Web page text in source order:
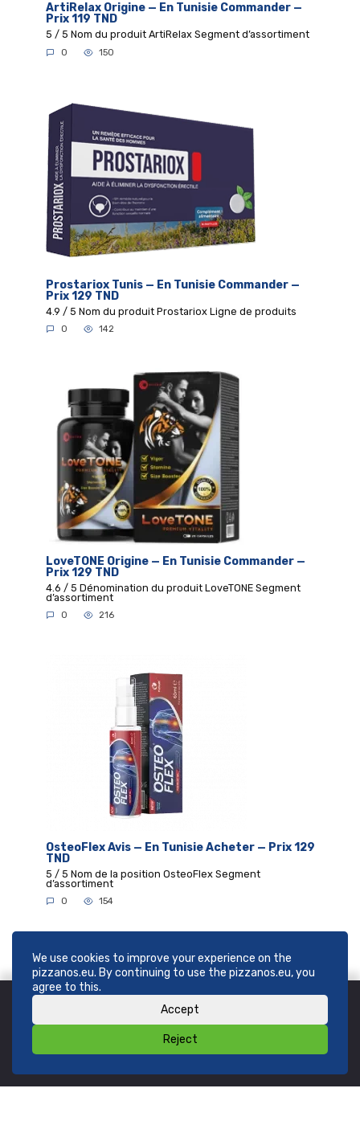
We use cookies to improve your experience on the
pizzanos.eu. By continuing to use the pizzanos.eu, you
agree to this.
Accept
Reject
ArtiRelax Origine — En Tunisie Commander —
Prix 119 TND
5 / 5 Nom du produit ArtiRelax Segment d’assortiment
0 150
Prostariox Tunis — En Tunisie Commander —
Prix 129 TND
4.9 / 5 Nom du produit Prostariox Ligne de produits
0 142
LoveTONE Origine — En Tunisie Commander —
Prix 129 TND
4.6 / 5 Dénomination du produit LoveTONE Segment
d’assortiment
0 216
OsteoFlex Avis — En Tunisie Acheter — Prix 129
TND
5 / 5 Nom de la position OsteoFlex Segment
d’assortiment
0 154
© 2025pizzanos.eu. All rights reserved.